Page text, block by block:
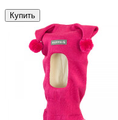
Купить